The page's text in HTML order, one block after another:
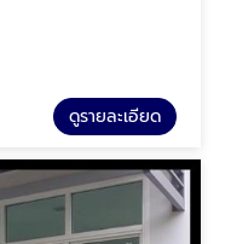
ดูรายละเอียด